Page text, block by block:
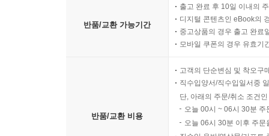
반품/교환 가능기간
출고 완료 후 10일 이내의
디지털 콘텐츠인 eBook의
중고상품의 경우 출고 완료
모바일 쿠폰의 경우 유효기
반품/교환 비용
고객의 단순변심 및 착오구
직수입양서/직수입일서중
단, 아래의 주문/취소 조건
오늘 00시 ~ 06시 30분
오늘 06시 30분 이후 주